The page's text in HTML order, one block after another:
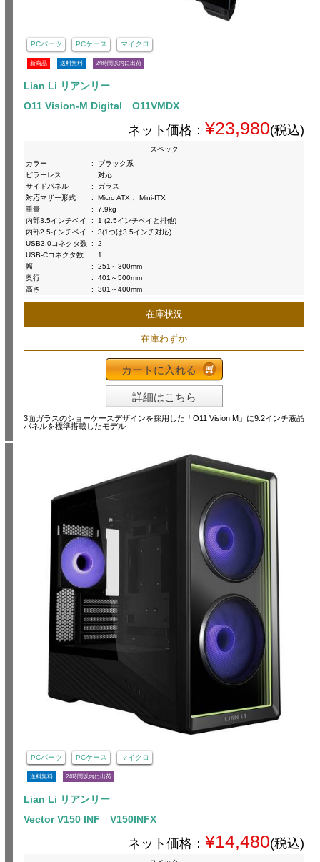
PCパーツ PCケース マイクロ
新商品 送料無料 24時間以内に出荷
Lian Li リアンリー
O11 Vision-M Digital O11VMDX
ネット価格： ¥23,980(税込)
スペック
カラー
:
ブラック系
ピラーレス
:
対応
サイドパネル
:
ガラス
対応マザー形式
:
Micro ATX 、Mini-ITX
重量
:
7.9kg
内部3.5インチベイ
:
1 (2.5インチベイと排他)
内部2.5インチベイ
:
3(1つは3.5インチ対応)
USB3.0コネクタ数 :
2
USB-Cコネクタ数
:
1
幅
:
251～300mm
奥行
:
401～500mm
高さ
: 301～400mm
在庫状況
在庫わずか
カートに入れる
詳細はこちら
3面ガラスのショーケースデザインを採用した「O11 Vision M」に9.2インチ液晶
パネルを標準搭載したモデル
PCパーツ PCケース マイクロ
送料無料 24時間以内に出荷
Lian Li リアンリー
Vector V150 INF V150INFX
ネット価格： ¥14,480(税込)